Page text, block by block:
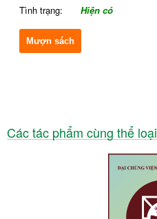
Tình trạng:
Hiện có
Mượn sách
Các tác phẩm cùng thể loại